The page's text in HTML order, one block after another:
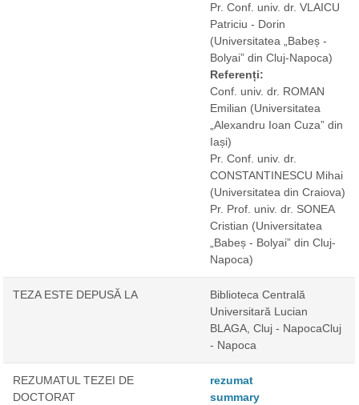
Pr. Conf. univ. dr. VLAICU
Patriciu - Dorin
(Universitatea „Babeș -
Bolyai” din Cluj-Napoca)
Referenți:
Conf. univ. dr. ROMAN
Emilian (Universitatea
„Alexandru Ioan Cuza” din
Iași)
Pr. Conf. univ. dr.
CONSTANTINESCU Mihai
(Universitatea din Craiova)
Pr. Prof. univ. dr. SONEA
Cristian (Universitatea
„Babeș - Bolyai” din Cluj-
Napoca)
TEZA ESTE DEPUSĂ LA
Biblioteca Centrală
Universitară Lucian
BLAGA, Cluj - NapocaCluj
- Napoca
REZUMATUL TEZEI DE
DOCTORAT
rezumat
summary